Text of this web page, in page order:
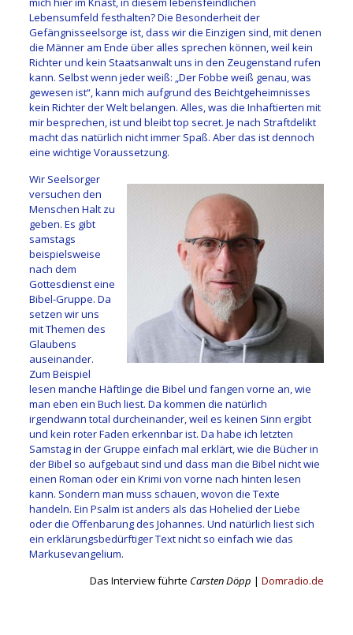
Lebensumfeld festhalten? Die Besonderheit der
Gefängnisseelsorge ist, dass wir die Einzigen sind, mit denen
die Männer am Ende über alles sprechen können, weil kein
Richter und kein Staatsanwalt uns in den Zeugenstand rufen
kann. Selbst wenn jeder weiß: „Der Fobbe weiß genau, was
gewesen ist“, kann mich aufgrund des Beichtgeheimnisses
kein Richter der Welt belangen. Alles, was die Inhaftierten mit
mir besprechen, ist und bleibt top secret. Je nach Straftdelikt
macht das natürlich nicht immer Spaß. Aber das ist dennoch
eine wichtige Voraussetzung.
Wir Seelsorger
versuchen den
Menschen Halt zu
geben. Es gibt
samstags
beispielsweise
nach dem
Gottesdienst eine
Bibel-Gruppe. Da
setzen wir uns
mit Themen des
Glaubens
auseinander.
Zum Beispiel
lesen manche Häftlinge die Bibel und fangen vorne an, wie
man eben ein Buch liest. Da kommen die natürlich
irgendwann total durcheinander, weil es keinen Sinn ergibt
und kein roter Faden erkennbar ist. Da habe ich letzten
Samstag in der Gruppe einfach mal erklärt, wie die Bücher in
der Bibel so aufgebaut sind und dass man die Bibel nicht wie
einen Roman oder ein Krimi von vorne nach hinten lesen
kann. Sondern man muss schauen, wovon die Texte
handeln. Ein Psalm ist anders als das Hohelied der Liebe
oder die Offenbarung des Johannes. Und natürlich liest sich
ein erklärungsbedürftiger Text nicht so einfach wie das
Markusevangelium.
Das Interview führte Carsten Döpp |Domradio.de